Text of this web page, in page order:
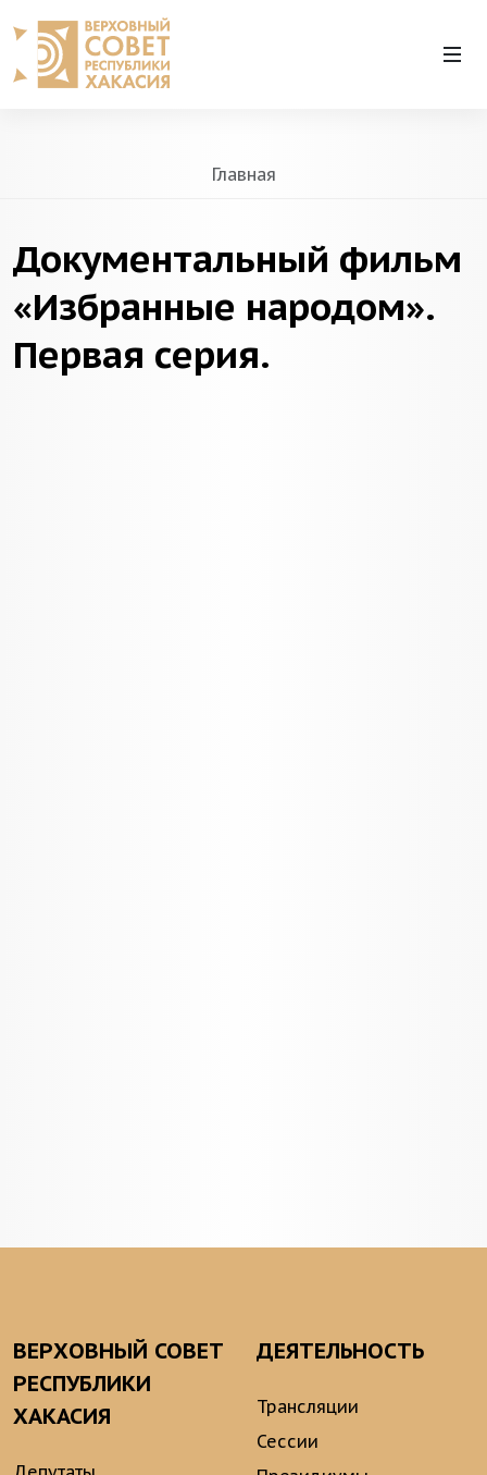
Главная
Документальный фильм
«Избранные народом».
Первая серия.
ВЕРХОВНЫЙ СОВЕТ
РЕСПУБЛИКИ
ХАКАСИЯ
ДЕЯТЕЛЬНОСТЬ
Трансляции
Сессии